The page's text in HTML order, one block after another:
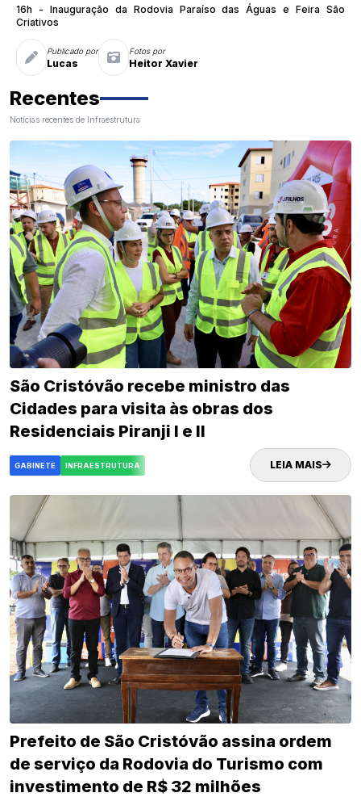
16h - Inauguração da Rodovia Paraíso das Águas e Feira São
Criativos
Publicado por
Lucas
Fotos por
Heitor Xavier
Recentes
Notícias recentes de Infraestrutura
São Cristóvão recebe ministro das
Cidades para visita às obras dos
Residenciais Piranji I e II
GABINETE INFRAESTRUTURA LEIA MAIS
Prefeito de São Cristóvão assina ordem
de serviço da Rodovia do Turismo com
investimento de R$ 32 milhões